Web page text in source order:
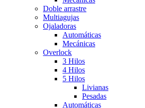
Doble arrastre
Multiagujas
Ojaladoras
Automáticas
Mecánicas
Overlock
3 Hilos
4 Hilos
5 Hilos
Livianas
Pesadas
Automáticas